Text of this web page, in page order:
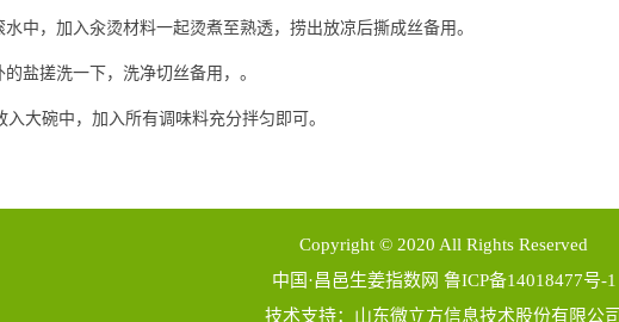
中，加入汆烫材料一起烫煮至熟透，捞出放凉后撕成丝备用。
盐搓洗一下，洗净切丝备用，。
大碗中，加入所有调味料充分拌匀即可。
Copyright © 2020 All Rights Reserved
中国·昌邑生姜指数网 鲁ICP备14018477号-1
技术支持： 山东微立方信息技术股份有限公司